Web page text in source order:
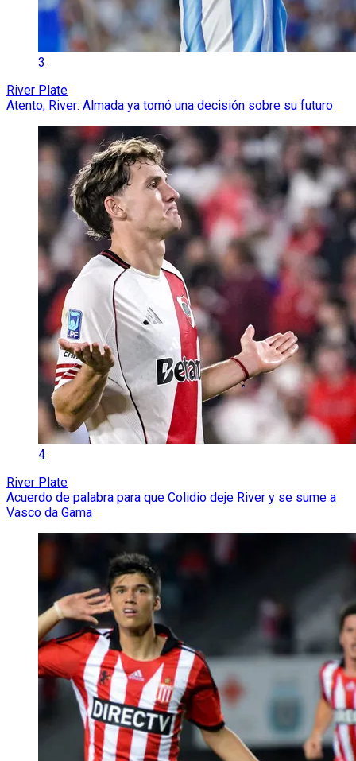
3
River Plate
Atento, River: Almada ya tomó una decisión sobre su futuro
4
River Plate
Acuerdo de palabra para que Colidio deje River y se sume a
Vasco da Gama